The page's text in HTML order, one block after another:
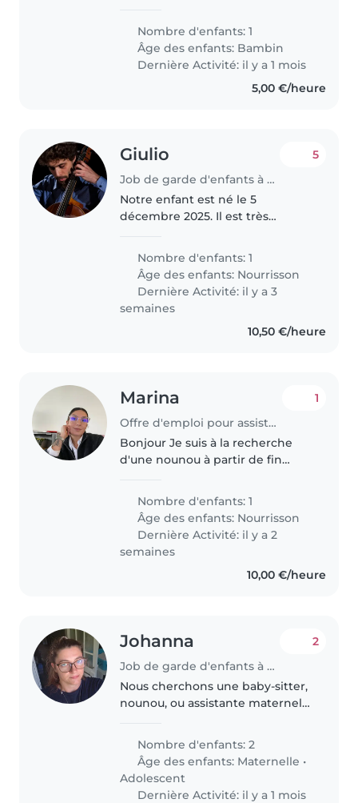
Respectueuse - affectueuse -
créatif - énergique (pas
turbulente) - agréable (enfant,
animaux..
Nombre d'enfants: 1
Âge des enfants: Bambin
Dernière Activité: il y a 1 mois
5,00 €/heure
Giulio
Job de garde d'enfants à Leymen
5
Notre enfant est né le 5
décembre 2025. Il est très
et il est très énergique. Nous
sommes tous les deux musiciens
et professeurs de musique.
Nombre d'enfants: 1
Âge des enfants: Nourrisson
Dernière Activité: il y a 3
semaines
10,50 €/heure
Marina
Offre d'emploi pour assistante maternelle à Farges
1
Bonjour Je suis à la recherche
d'une nounou à partir de fin
juillet en fonction des
disponibilités
Nombre d'enfants: 1
Âge des enfants: Nourrisson
Dernière Activité: il y a 2
semaines
10,00 €/heure
Johanna
Job de garde d'enfants à Bergerac
2
Nous cherchons une baby-sitter,
nounou, ou assistante maternelle
préscolaire et un adolescent. Nos
enfants sont énergiques,
amicaux..
Nombre d'enfants: 2
Âge des enfants: Maternelle •
Adolescent
Dernière Activité: il y a 1 mois